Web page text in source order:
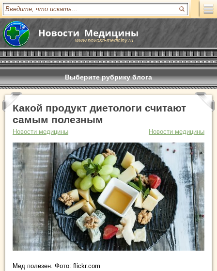
www.novosti-mediciny.ru
Выберите рубрику блога
Какой продукт диетологи считают
самым полезным
Новости медицины Новости медицины
Мед полезен. Фото: flickr.com